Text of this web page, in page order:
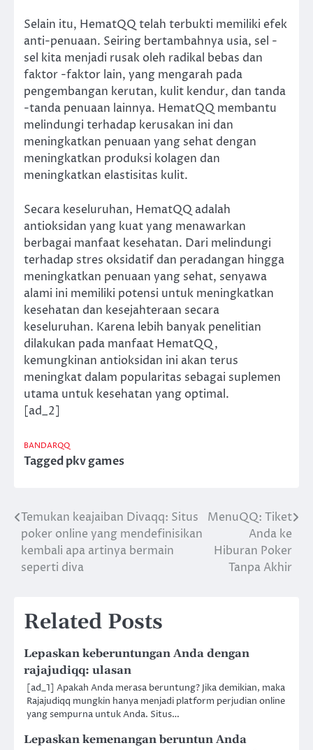
Selain itu, HematQQ telah terbukti memiliki efek
anti-penuaan. Seiring bertambahnya usia, sel -
sel kita menjadi rusak oleh radikal bebas dan
faktor -faktor lain, yang mengarah pada
pengembangan kerutan, kulit kendur, dan tanda
-tanda penuaan lainnya. HematQQ membantu
melindungi terhadap kerusakan ini dan
meningkatkan penuaan yang sehat dengan
meningkatkan produksi kolagen dan
meningkatkan elastisitas kulit.
Secara keseluruhan, HematQQ adalah
antioksidan yang kuat yang menawarkan
berbagai manfaat kesehatan. Dari melindungi
terhadap stres oksidatif dan peradangan hingga
meningkatkan penuaan yang sehat, senyawa
alami ini memiliki potensi untuk meningkatkan
kesehatan dan kesejahteraan secara
keseluruhan. Karena lebih banyak penelitian
dilakukan pada manfaat HematQQ,
kemungkinan antioksidan ini akan terus
meningkat dalam popularitas sebagai suplemen
utama untuk kesehatan yang optimal.
[ad_2]
BANDARQQ
Taggedpkv games
Post
navigation
Temukan keajaiban Divaqq: Situs
poker online yang mendefinisikan
kembali apa artinya bermain
seperti diva
MenuQQ: Tiket
Anda ke
Hiburan Poker
Tanpa Akhir
Related Posts
Lepaskan keberuntungan Anda dengan
rajajudiqq: ulasan
[ad_1] Apakah Anda merasa beruntung? Jika demikian, maka
Rajajudiqq mungkin hanya menjadi platform perjudian online
yang sempurna untuk Anda. Situs…
Lepaskan kemenangan beruntun Anda